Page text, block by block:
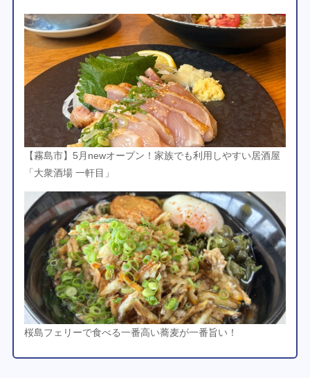
【霧島市】5月newオープン！家族でも利用しやすい居酒屋
「大衆酒場 一軒目」
桜島フェリーで食べる一番高い蕎麦が一番旨い！